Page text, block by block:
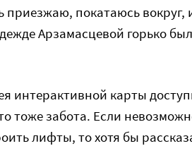
приезжаю, покатаюсь вокруг,
Арзамасцевой горько
интерактивной карты
тоже забота. Если
лифты, то хотя бы